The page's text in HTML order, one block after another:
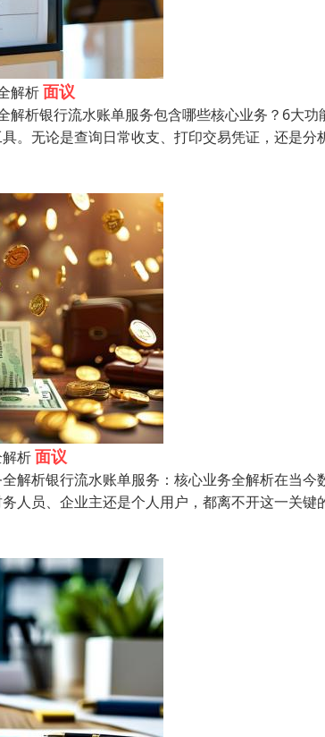
解析面议
解析银行流水账单服务包含哪些核心业务？6大
。无论是查询日常收支、打印交易凭证，还是
析面议
解析银行流水账单服务：核心业务全解析在当
人员、企业主还是个人用户，都离不开这一关